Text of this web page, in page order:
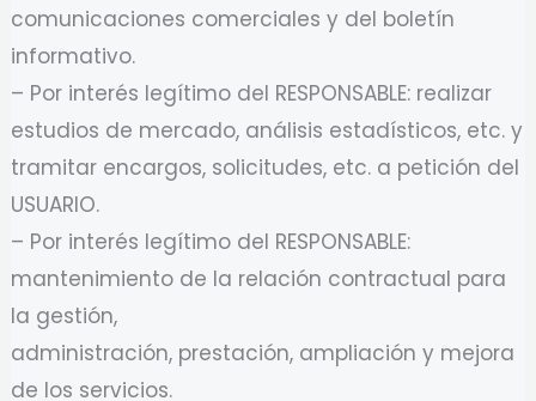
comunicaciones comerciales y del boletín
informativo.
– Por interés legítimo del RESPONSABLE: realizar
estudios de mercado, análisis estadísticos, etc. y
tramitar encargos, solicitudes, etc. a petición del
USUARIO.
– Por interés legítimo del RESPONSABLE:
mantenimiento de la relación contractual para
la gestión,
administración, prestación, ampliación y mejora
de los servicios.